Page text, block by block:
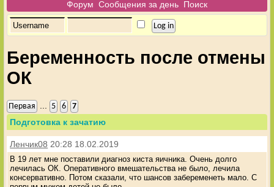
Форум Сообщения за день Поиск
Беременность после отмены
ОК
Первая 5 6 7
Подготовка к зачатию
Ленчик08 20:28 18.02.2019
В 19 лет мне поставили диагноз киста яичника. Очень долго
лечилась ОК. Оперативного вмешательства не было, лечила
консервативно. Потом сказали, что шансов забеременеть мало. С